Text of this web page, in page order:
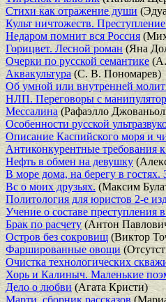
Стихи как отражение души
Культ ничтожеств. Преступление
Недаром помнит вся Россия
Горицвет. Лесной роман(Яна
Очерки по русской семантике
Аквакультура(С. В. Пономарев)
Об умной или внутренней
НЛП. Переговоры с
Мессалина(Рафаэлло
Особенности русской
Описание Каспийского моря и
Антиконкурентные требования
Нефть в обмен на девушку
В море дома, на берегу в
Вс о моих друзьях. (Максим
Политология для юристов 2-е
Учение о составе преступления
Брак по расчету(Антон
Остров без сокровищ(Виктор
Фаршированные овощи
Очистка технологических
Хорь и Калиныч. Маленькие
Дело о любви(Агата Кристи)
Марти. сборник рассказов